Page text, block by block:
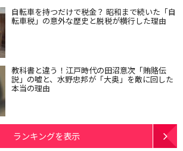
自転車を持つだけで税金？ 昭和まで続いた「自
転車税」の意外な歴史と脱税が横行した理由
教科書と違う！江戸時代の田沼意次「賄賂伝
説」の嘘と、水野忠邦が「大奥」を敵に回した
本当の理由
ランキングを表示